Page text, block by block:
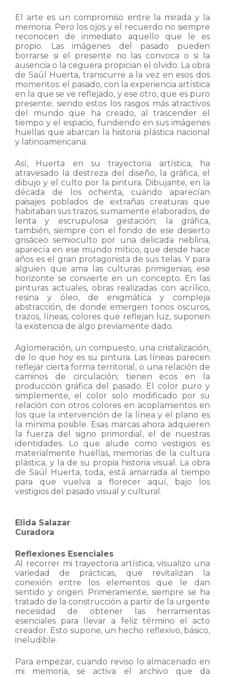
El arte es un compromiso entre la mirada y la
memoria. Pero los ojos y el recuerdo no siempre
reconocen de inmediato aquello que le es
propio. Las imágenes del pasado pueden
borrarse si el presente no las convoca o si la
ausencia o la ceguera propician el olvido. La obra
de Saúl Huerta, transcurre a la vez en esos dos
momentos: el pasado, con la experiencia artística
en la que se ve reflejado, y ese otro, que es puro
presente; siendo estos los rasgos más atractivos
del mundo que ha creado, al trascender el
tiempo y el espacio, fundiendo en sus imágenes
huellas que abarcan la historia plástica nacional
y latinoamericana.
Así, Huerta en su trayectoria artística, ha
atravesado la destreza del diseño, la gráfica, el
dibujo y el culto por la pintura. Dibujante, en la
década de los ochenta, cuando aparecían
paisajes poblados de extrañas creaturas que
habitaban sus trazos, sumamente elaborados, de
lenta y escrupulosa gestación; la gráfica,
también, siempre con el fondo de ese desierto
grisáceo semioculto por una delicada neblina,
aparecía en ese mundo mítico, que desde hace
años es el gran protagonista de sus telas. Y para
alguien que ama las culturas primigenias, ese
horizonte se convierte en un concepto. En las
pinturas actuales, obras realizadas con acrílico,
resina y óleo, de enigmática y compleja
abstracción, de donde emergen tonos oscuros,
trazos, líneas, colores que reflejan luz, suponen
la existencia de algo previamente dado.
Aglomeración, un compuesto, una cristalización,
de lo que hoy es su pintura. Las líneas parecen
reflejar cierta forma territorial, o una relación de
caminos de circulación; tienen ecos en la
producción gráfica del pasado. El color puro y
simplemente, el color solo modificado por su
relación con otros colores en acoplamientos en
los que la intervención de la línea y el plano es
la mínima posible. Esas marcas ahora adquieren
la fuerza del signo primordial, el de nuestras
identidades. Lo que alude como vestigios es
materialmente huellas, memorias de la cultura
plástica, y la de su propia historia visual. La obra
de Saúl Huerta, toda, está amarrada al tiempo
para que vuelva a florecer aquí, bajo los
vestigios del pasado visual y cultural.
Elida Salazar
Curadora
Reflexiones Esenciales
Al recorrer mi trayectoria artística, visualizo una
variedad de prácticas, que revitalizan la
conexión entre los elementos que le dan
sentido y origen. Primeramente, siempre se ha
tratado de la construcción a partir de la urgente
necesidad de obtener las herramientas
esenciales para llevar a feliz término el acto
creador. Esto supone, un hecho reflexivo, básico,
ineludible.
Para empezar, cuando reviso lo almacenado en
mi memoria, se activa el archivo que da